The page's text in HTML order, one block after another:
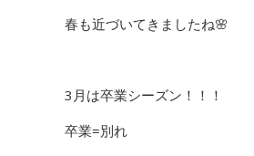
春も近づいてきましたね🌸
3月は卒業シーズン！！！
卒業=別れ